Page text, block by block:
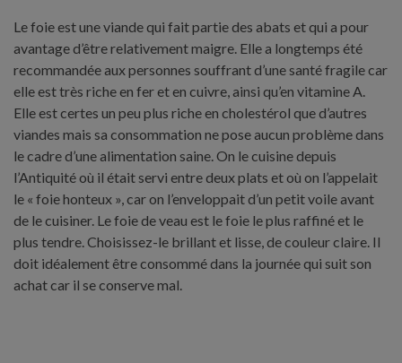
Le foie est une viande qui fait partie des abats et qui a pour
avantage d’être relativement maigre. Elle a longtemps été
recommandée aux personnes souffrant d’une santé fragile car
elle est très riche en fer et en cuivre, ainsi qu’en vitamine A.
Elle est certes un peu plus riche en cholestérol que d’autres
viandes mais sa consommation ne pose aucun problème dans
le cadre d’une alimentation saine. On le cuisine depuis
l’Antiquité où il était servi entre deux plats et où on l’appelait
le « foie honteux », car on l’enveloppait d’un petit voile avant
de le cuisiner. Le foie de veau est le foie le plus raffiné et le
plus tendre. Choisissez-le brillant et lisse, de couleur claire. Il
doit idéalement être consommé dans la journée qui suit son
achat car il se conserve mal.